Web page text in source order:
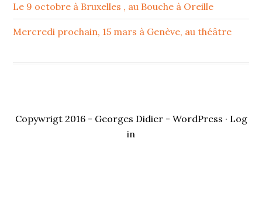
Le 9 octobre à Bruxelles , au Bouche à Oreille
Mercredi prochain, 15 mars à Genève, au théâtre
Copywrigt 2016 - Georges Didier - WordPress · Log
in